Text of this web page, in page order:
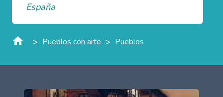
España
> Pueblos con arte > Pueblos